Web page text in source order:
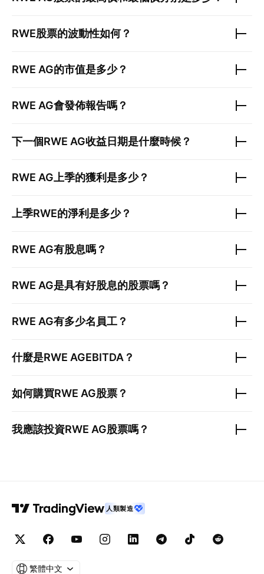
RWE股票的波動性如何？
RWE AG的市值是多少？
RWE AG會發佈報告嗎？
下一個RWE AG收益日期是什麼時候？
RWE AG 上季的獲利是多少？
上季RWE的淨利是多少？
RWE AG有股息嗎？
RWE AG是具有好股息的股票嗎？
RWE AG有多少名員工？
什麼是RWE AGEBITDA？
如何購買RWE AG股票？
我應該投資RWE AG股票嗎？
人類製造
繁體中文